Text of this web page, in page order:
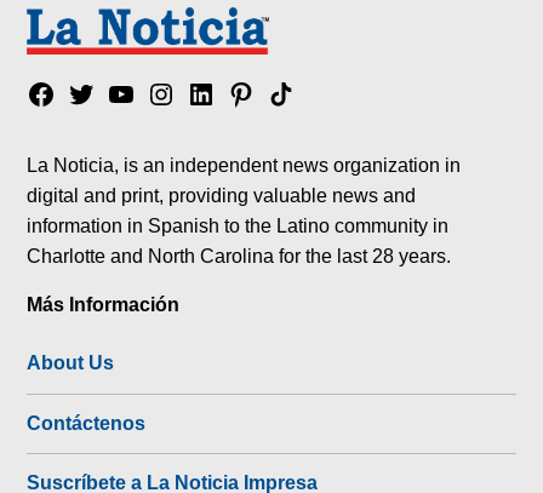
Facebook
TwitterYouTubeInstagram
LinkedinPinterest
Tik
La Noticia, is an independent news organization in
digital and print, providing valuable news and
information in Spanish to the Latino community in
Charlotte and North Carolina for the last 28 years.
Más Información
About Us
Contáctenos
Suscríbete a La Noticia Impresa